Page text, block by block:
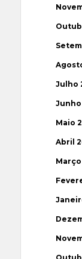
Julho
Junho
Maio
Abril
Março